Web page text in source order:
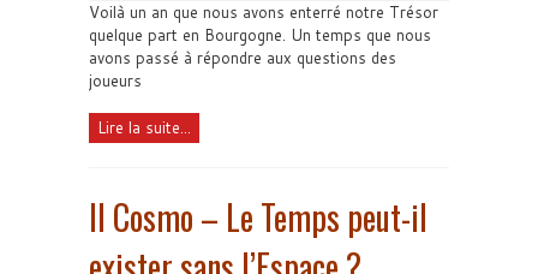
Voilà un an que nous avons enterré notre Trésor
quelque part en Bourgogne. Un temps que nous
avons passé à répondre aux questions des
joueurs
Lire la suite...
Il Cosmo – Le Temps peut-il